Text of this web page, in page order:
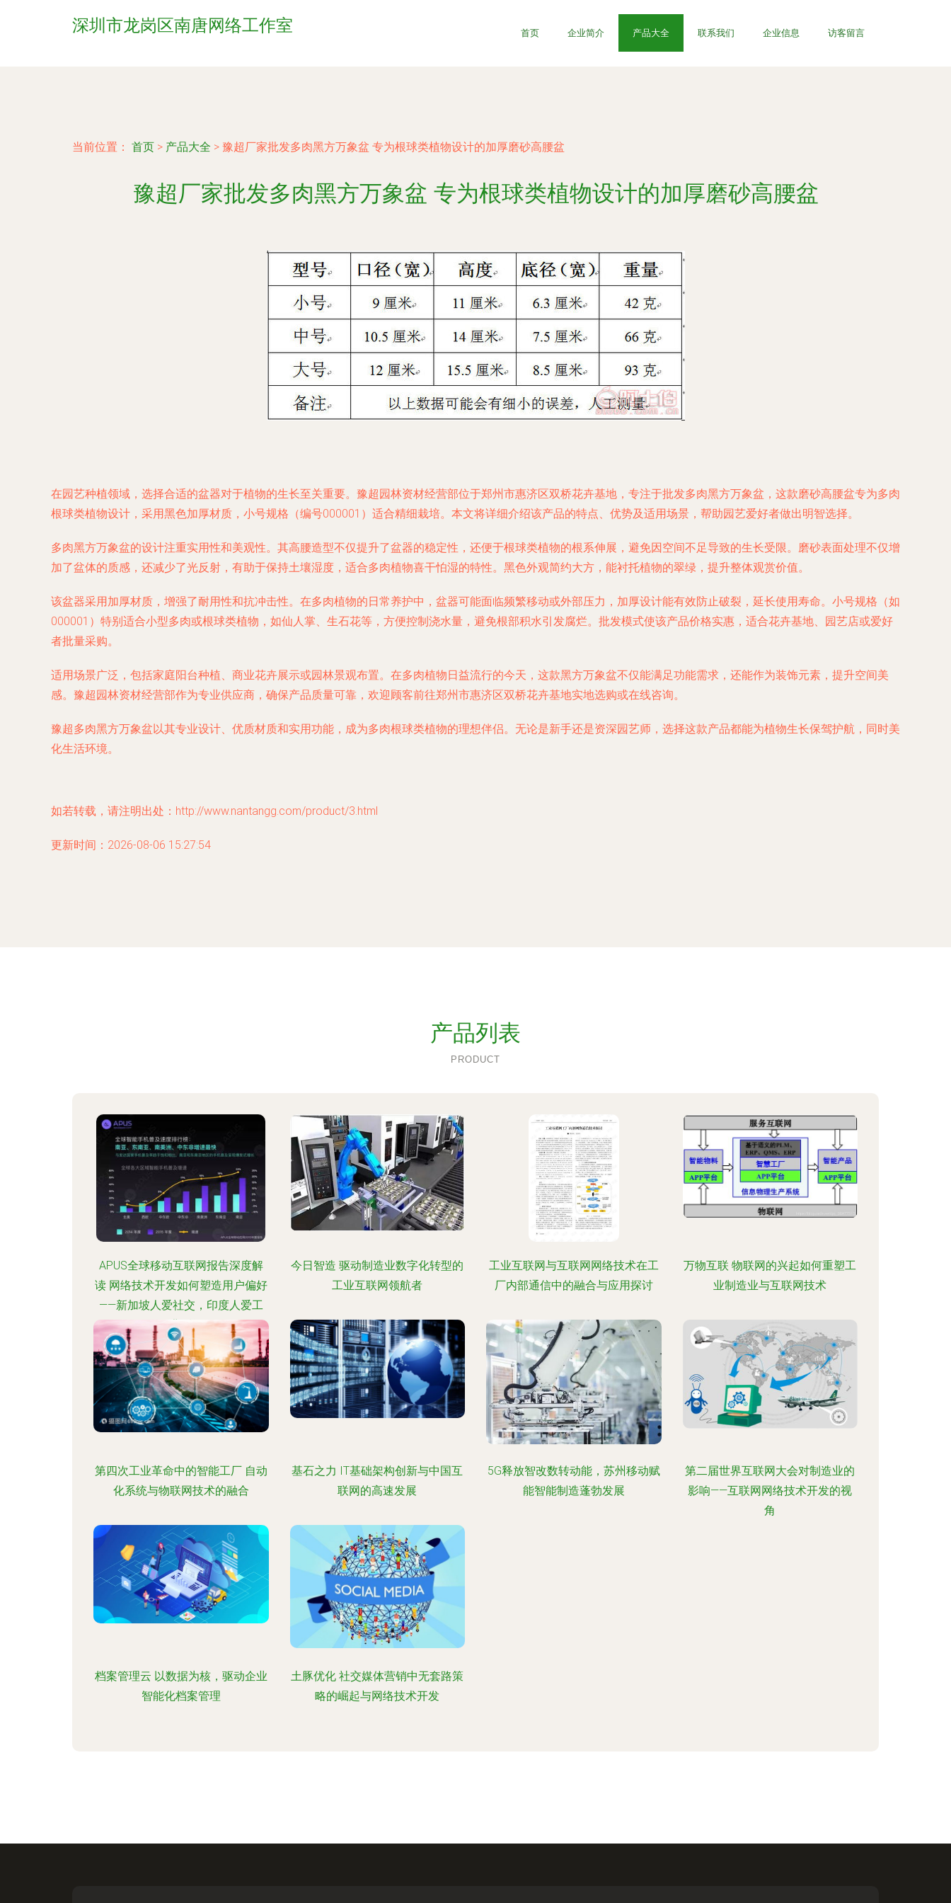
深圳市龙岗区南唐网络工作室 首页 企业简介 产品大全 联系我们 企业信息 访客留言
当前位置： 首页 > 产品大全 > 豫超厂家批发多肉黑方万象盆 专为根球类植物设计的加厚磨砂高腰盆
豫超厂家批发多肉黑方万象盆 专为根球类植物设计的加厚磨砂高腰盆
在园艺种植领域，选择合适的盆器对于植物的生长至关重要。豫超园林资材经营部位于郑州市惠济区双桥花卉基地，专注于批发多肉黑方万象盆，这款磨砂高腰盆专为多肉
根球类植物设计，采用黑色加厚材质，小号规格（编号000001）适合精细栽培。本文将详细介绍该产品的特点、优势及适用场景，帮助园艺爱好者做出明智选择。
多肉黑方万象盆的设计注重实用性和美观性。其高腰造型不仅提升了盆器的稳定性，还便于根球类植物的根系伸展，避免因空间不足导致的生长受限。磨砂表面处理不仅增
加了盆体的质感，还减少了光反射，有助于保持土壤湿度，适合多肉植物喜干怕湿的特性。黑色外观简约大方，能衬托植物的翠绿，提升整体观赏价值。
该盆器采用加厚材质，增强了耐用性和抗冲击性。在多肉植物的日常养护中，盆器可能面临频繁移动或外部压力，加厚设计能有效防止破裂，延长使用寿命。小号规格（如
000001）特别适合小型多肉或根球类植物，如仙人掌、生石花等，方便控制浇水量，避免根部积水引发腐烂。批发模式使该产品价格实惠，适合花卉基地、园艺店或爱好
者批量采购。
适用场景广泛，包括家庭阳台种植、商业花卉展示或园林景观布置。在多肉植物日益流行的今天，这款黑方万象盆不仅能满足功能需求，还能作为装饰元素，提升空间美
感。豫超园林资材经营部作为专业供应商，确保产品质量可靠，欢迎顾客前往郑州市惠济区双桥花卉基地实地选购或在线咨询。
豫超多肉黑方万象盆以其专业设计、优质材质和实用功能，成为多肉根球类植物的理想伴侣。无论是新手还是资深园艺师，选择这款产品都能为植物生长保驾护航，同时美
化生活环境。
如若转载，请注明出处：http://www.nantangg.com/product/3.html
更新时间：2026-08-06 15:27:54
产品列表
PRODUCT
APUS全球移动互联网报告深度解
读 网络技术开发如何塑造用户偏好
——新加坡人爱社交，印度人爱工
具的背后逻辑
今日智造 驱动制造业数字化转型的
工业互联网领航者
工业互联网与互联网网络技术在工
厂内部通信中的融合与应用探讨
万物互联 物联网的兴起如何重塑工
业制造业与互联网技术
第四次工业革命中的智能工厂 自动
化系统与物联网技术的融合
基石之力 IT基础架构创新与中国互
联网的高速发展
5G释放智改数转动能，苏州移动赋
能智能制造蓬勃发展
第二届世界互联网大会对制造业的
影响——互联网网络技术开发的视
角
档案管理云 以数据为核，驱动企业
智能化档案管理
土豚优化 社交媒体营销中无套路策
略的崛起与网络技术开发